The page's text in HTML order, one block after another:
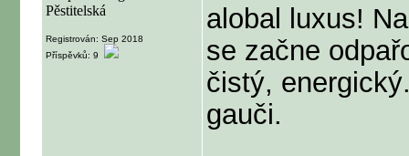
Registrován: Sep 2018
Příspěvků: 9
alobal luxus!
se začne
čistý,
gauči.